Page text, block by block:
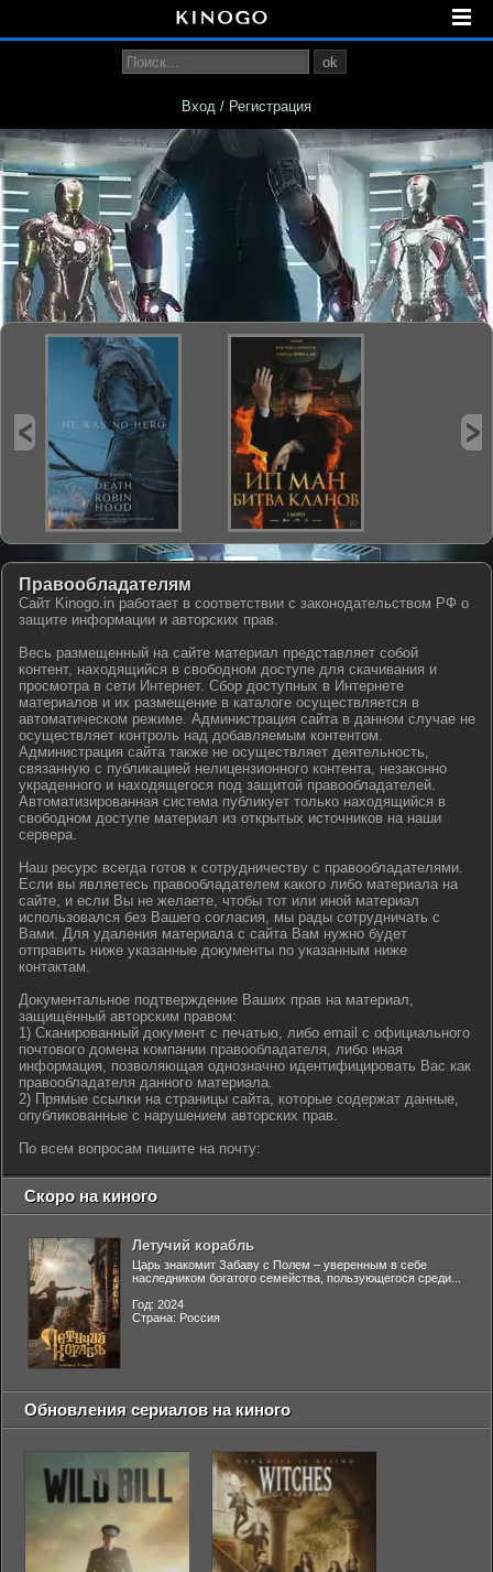
Правообладателям
Сайт Kinogo.in работает в соответствии с законодательством РФ о
защите информации и авторских прав.
Весь размещенный на сайте материал представляет собой
контент, находящийся в свободном доступе для скачивания и
просмотра в сети Интернет. Сбор доступных в Интернете
материалов и их размещение в каталоге осуществляется в
автоматическом режиме. Администрация сайта в данном случае не
осуществляет контроль над добавляемым контентом.
Администрация сайта также не осуществляет деятельность,
связанную с публикацией нелицензионного контента, незаконно
украденного и находящегося под защитой правообладателей.
Автоматизированная система публикует только находящийся в
свободном доступе материал из открытых источников на наши
сервера.
Наш ресурс всегда готов к сотрудничеству с правообладателями.
Если вы являетесь правообладателем какого либо материала на
сайте, и если Вы не желаете, чтобы тот или иной материал
использовался без Вашего согласия, мы рады сотрудничать с
Вами. Для удаления материала с сайта Вам нужно будет
отправить ниже указанные документы по указанным ниже
контактам.
Документальное подтверждение Ваших прав на материал,
защищённый авторским правом:
1) Сканированный документ с печатью, либо email с официального
почтового домена компании правообладателя, либо иная
информация, позволяющая однозначно идентифицировать Вас как
правообладателя данного материала.
2) Прямые ссылки на страницы сайта, которые содержат данные,
опубликованные с нарушением авторских прав.
По всем вопросам пишите на почту:
Скоро на киного
Летучий корабль
Царь знакомит Забаву с Полем – уверенным в себе
наследником богатого семейства, пользующегося среди...
Год: 2024
Страна: Россия
Обновления сериалов на киного
ok
Вход / Регистрация